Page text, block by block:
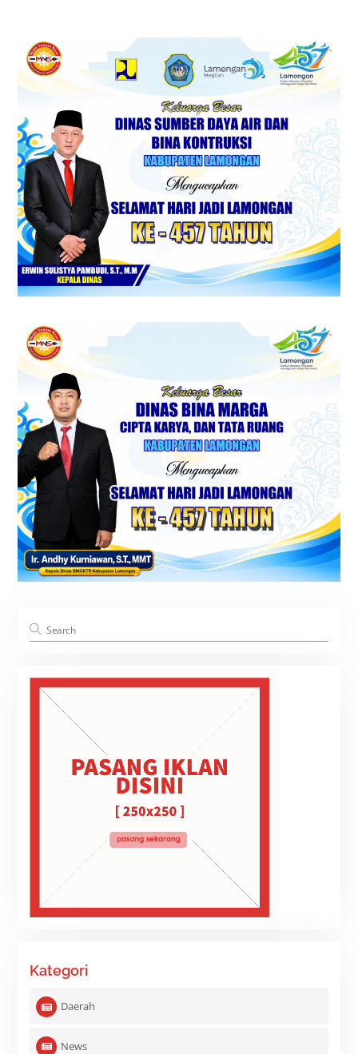
Kategori
Daerah
News